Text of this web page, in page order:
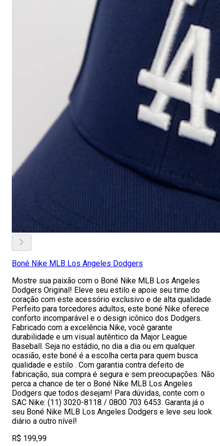
Boné Nike MLB Los Angeles Dodgers
Mostre sua paixão com o Boné Nike MLB Los Angeles
Dodgers Original! Eleve seu estilo e apoie seu time do
coração com este acessório exclusivo e de alta qualidade.
Perfeito para torcedores adultos, este boné Nike oferece
conforto incomparável e o design icônico dos Dodgers.
Fabricado com a excelência Nike, você garante
durabilidade e um visual autêntico da Major League
Baseball. Seja no estádio, no dia a dia ou em qualquer
ocasião, este boné é a escolha certa para quem busca
qualidade e estilo . Com garantia contra defeito de
fabricação, sua compra é segura e sem preocupações. Não
perca a chance de ter o Boné Nike MLB Los Angeles
Dodgers que todos desejam! Para dúvidas, conte com o
SAC Nike: (11) 3020-8118 / 0800 703 6453. Garanta já o
seu Boné Nike MLB Los Angeles Dodgers e leve seu look
diário a outro nível!
R$ 199,99